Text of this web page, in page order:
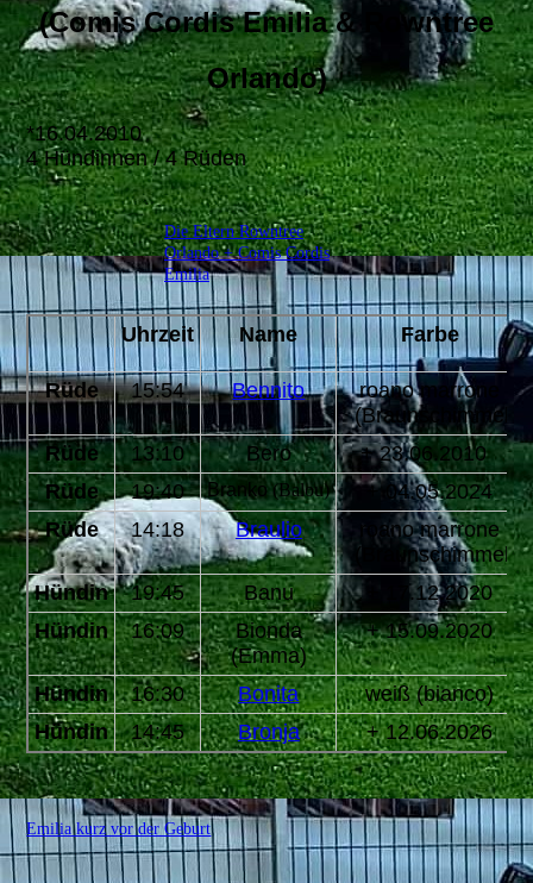
(Comis Cordis Emilia & Rowntree
Orlando)
*16.04.2010
4 Hündinnen / 4 Rüden
Die Eltern Rowntree
Orlando + Comis Cordis
Emilia
Uhrzeit Name Farbe
Rüde 15:54 Bennito
roano marrone
(Braunschimmel)
Rüde
13:10 Bero
+ 23.06.2010
Rüde
19:40 Branko (Balou)
+ 04.05.2024
Rüde
14:18 Braulio
roano marrone
(Braunschimmel)
Hündin
19:45 Banu
+ 17.12.2020
Hündin
16:09
Bionda
(Emma)
+ 15.09.2020
Hündin 16:30 Bonita
weiß (bianco)
Hündin
14:45 Bronja + 12.06.2026
Emilia kurz vor der Geburt